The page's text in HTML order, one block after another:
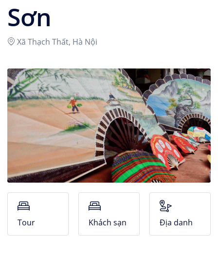
Resort
Homestay
Du thuyền
Nhà Nghỉ
Căn hộ dịch vụ
Địa danh
Tin tức
Khuyến mại
Cẩm nang du lịch
Đăng nhập/ Đăng ký
Sơn
Xã Thạch Thất, Hà Nội
Tour Khách sạn Địa danh